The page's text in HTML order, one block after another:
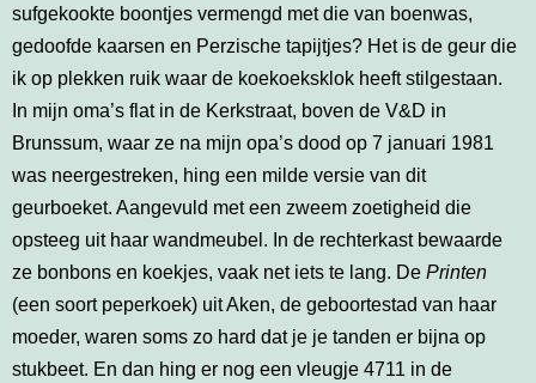
sufgekookte boontjes vermengd met die van boenwas,
gedoofde kaarsen en Perzische tapijtjes? Het is de geur die
ik op plekken ruik waar de koekoeksklok heeft stilgestaan.
In mijn oma’s flat in de Kerkstraat, boven de V&D in
Brunssum, waar ze na mijn opa’s dood op 7 januari 1981
was neergestreken, hing een milde versie van dit
geurboeket. Aangevuld met een zweem zoetigheid die
opsteeg uit haar wandmeubel. In de rechterkast bewaarde
ze bonbons en koekjes, vaak net iets te lang. De Printen
(een soort peperkoek) uit Aken, de geboortestad van haar
moeder, waren soms zo hard dat je je tanden er bijna op
stukbeet. En dan hing er nog een vleugje 4711 in de